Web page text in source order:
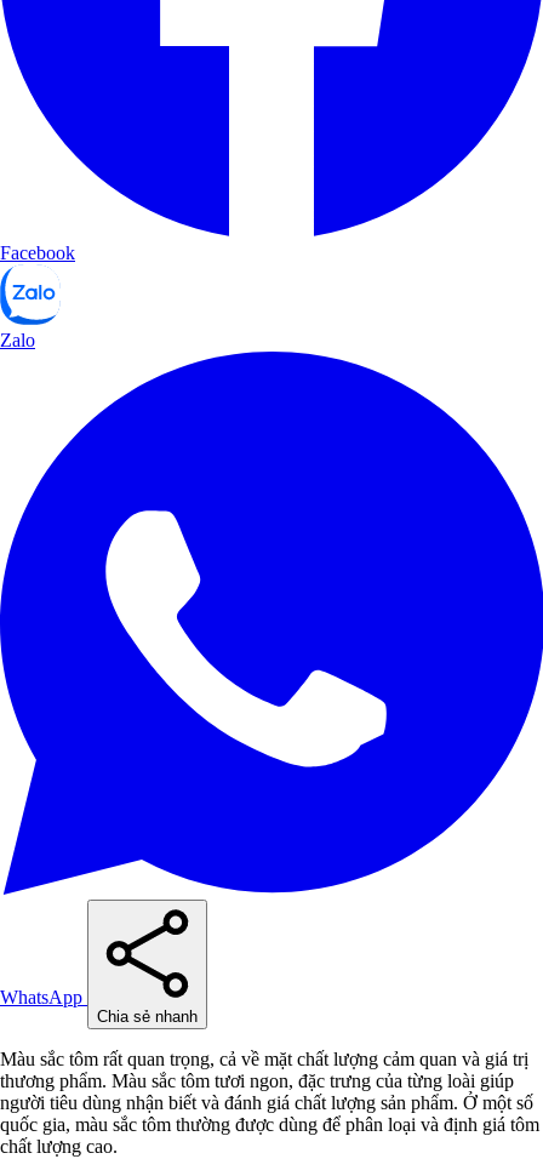
Facebook
Zalo
WhatsApp
Chia sẻ nhanh
Màu sắc tôm rất quan trọng, cả về mặt chất lượng cảm quan và giá trị
thương phẩm. Màu sắc tôm tươi ngon, đặc trưng của từng loài giúp
người tiêu dùng nhận biết và đánh giá chất lượng sản phẩm. Ở một số
quốc gia, màu sắc tôm thường được dùng để phân loại và định giá tôm
chất lượng cao.